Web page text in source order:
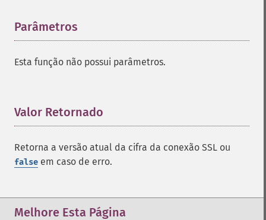
Parâmetros
Esta função não possui parâmetros.
Valor Retornado
Retorna a versão atual da cifra da conexão SSL ou
false em caso de erro.
Melhore Esta Página